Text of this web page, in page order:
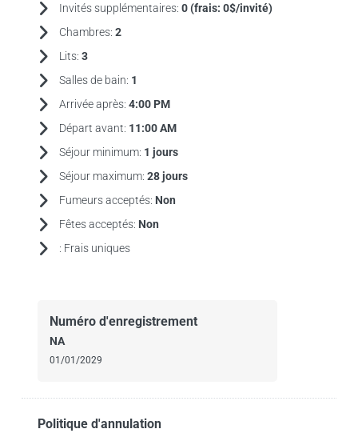
Invités supplémentaires: 0 (frais: 0$/invité)
Chambres: 2
Lits: 3
Salles de bain: 1
Arrivée après: 4:00 PM
Départ avant: 11:00 AM
Séjour minimum: 1 jours
Séjour maximum: 28 jours
Fumeurs acceptés: Non
Fêtes acceptés: Non
: Frais uniques
Numéro d'enregistrement
NA
01/01/2029
Politique d'annulation